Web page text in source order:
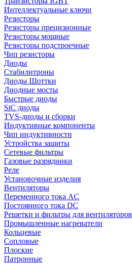
Интеллектуальные ключи
Резисторы
Резисторы прецизионные
Резисторы мощные
Резисторы подстроечные
Чип резисторы
Диоды
Стабилитроны
Диоды Шоттки
Диодные мосты
Быстрые диоды
SiC диоды
TVS-диоды и сборки
Индуктивные компоненты
Чип индуктивности
Устройства защиты
Сетевые фильтры
Газовые разрядники
Реле
Установочные изделия
Вентиляторы
Переменного тока AC
Постоянного тока DC
Решетки и фильтры для вентиляторов
Промышленные нагреватели
Кольцевые
Сопловые
Плоские
Патронные